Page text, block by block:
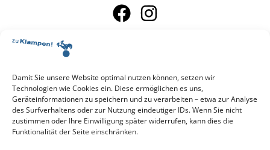
Damit Sie unsere Website optimal nutzen können, setzen wir
Technologien wie Cookies ein. Diese ermöglichen es uns,
Geräteinformationen zu speichern und zu verarbeiten – etwa zur Analyse
des Surfverhaltens oder zur Nutzung eindeutiger IDs. Wenn Sie nicht
zustimmen oder Ihre Einwilligung später widerrufen, kann dies die
Funktionalität der Seite einschränken.
Aktuelle Vorschau
Entdecken Sie das aktuelle zu-Klampen!-Verlagsprogramm.
Hier finden Sie die Verlagsvorschau – einfach direkt online
reinlesen oder herunterladen.